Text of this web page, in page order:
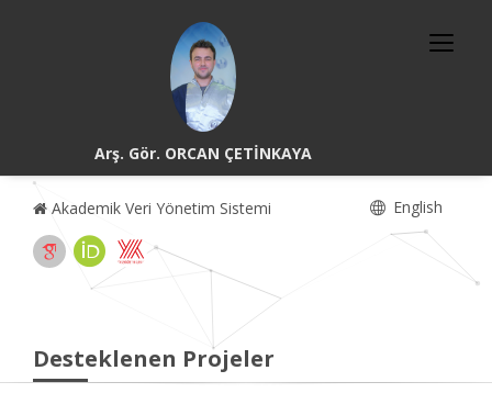
Arş. Gör. ORCAN ÇETİNKAYA
Akademik Veri Yönetim Sistemi English
Desteklenen Projeler